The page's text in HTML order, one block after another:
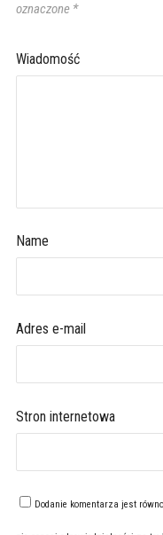
oznaczone *
Wiadomość
Name
Adres e-mail
Stron internetowa
Dodanie komentarza jest